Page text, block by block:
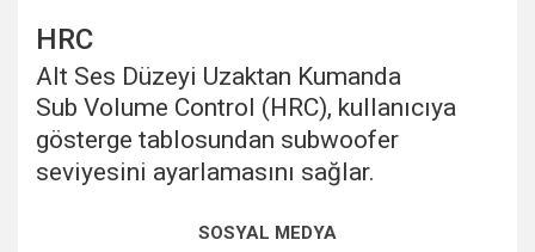
HRC
Alt Ses Düzeyi Uzaktan Kumanda
Sub Volume Control (HRC), kullanıcıya
gösterge tablosundan subwoofer
seviyesini ayarlamasını sağlar.
konularda yetersiz gördüğünüz noktaları öneri formunu
SOSYAL MEDYA